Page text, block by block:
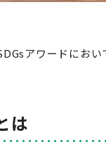
アワードにおい
は